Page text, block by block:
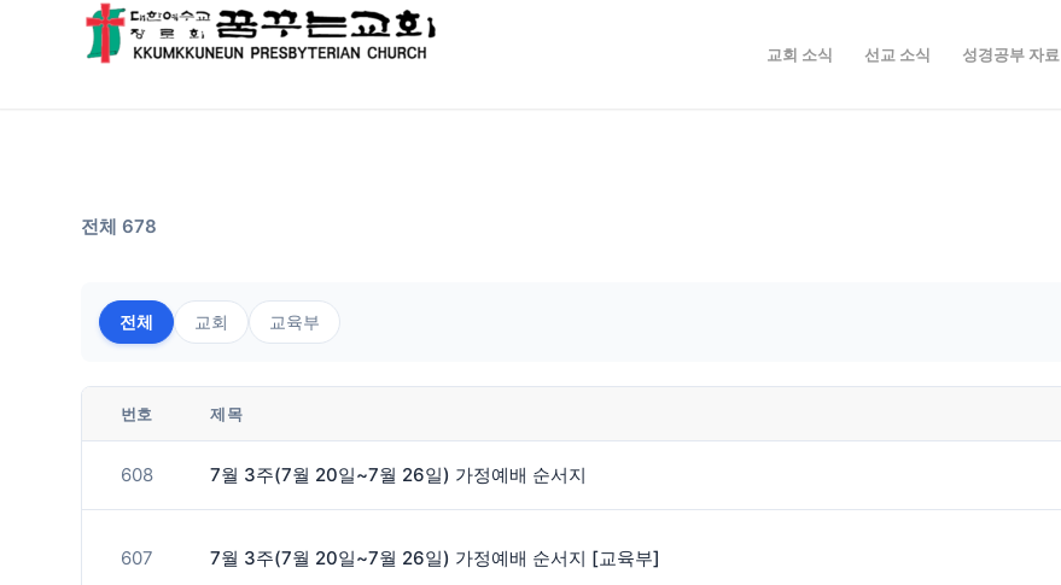
교회 소식 선교 소식 성경공부 자료
전체 678
전체 교회 교육부
번호 제목
608 7월 3주(7월 20일~7월 26일) 가정예배 순서지
607 7월 3주(7월 20일~7월 26일) 가정예배 순서지 [교육부]